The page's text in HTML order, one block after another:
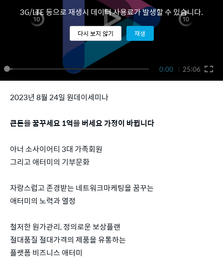
0:00 25:06
3G/LTE 등으로 재생시 데이터 사용료가 발생할 수 있습니다.
다시 보지 않기 재생
2023년 8월 24일 원데이세미나
큰돈을 꿈꾸세요 1억을 버세요 가정이 바뀝니다
아너 소사이어티 3대 가족회원
그리고 애터미의 기부문화
자랑스럽고 존경받는 네트워크마케팅을 꿈꾸는
애터미의 노력과 열정
철저한 원가관리, 정의로운 보상플랜
절대품질 절대가격의 제품을 유통하는
플랫폼 비즈니스 애터미